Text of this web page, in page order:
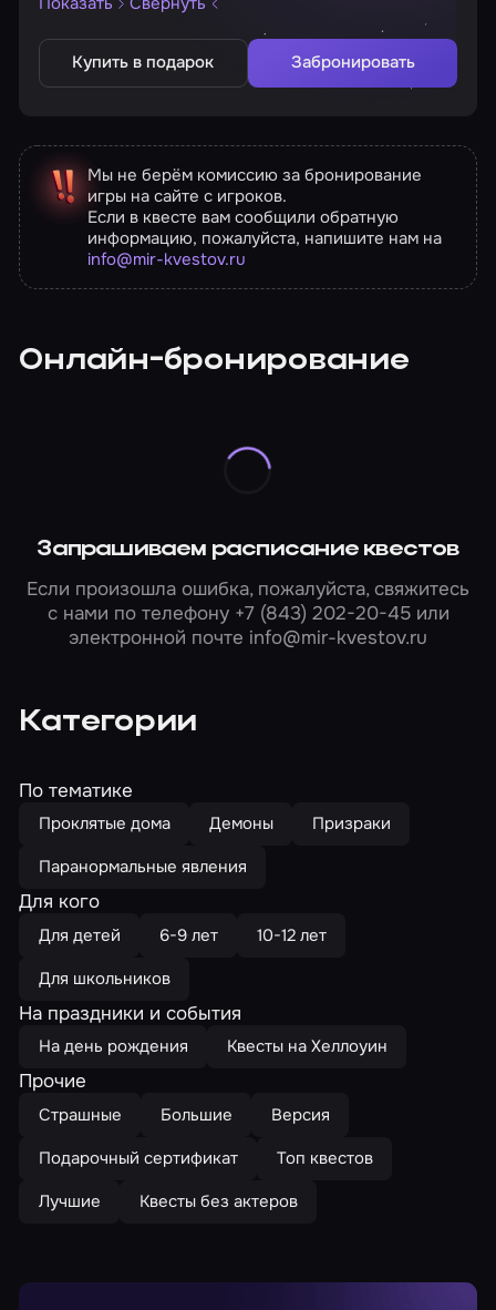
Купить в подарок Забронировать
Мы не берём комиссию за бронирование
игры на сайте с игроков.
Если в квесте вам сообщили обратную
информацию, пожалуйста, напишите нам на
info@mir-kvestov.ru
Онлайн-бронирование
Запрашиваем расписание квестов
Если произошла ошибка, пожалуйста, свяжитесь
с нами по телефону +7 (843) 202-20-45или
электронной почте info@mir-kvestov.ru
Категории
По тематике
Проклятые дома Демоны
Призраки
Паранормальные явления
Для кого
Для детей 6-9 лет
10-12 лет
Для школьников
На праздники и события
На день рождения Квесты на Хеллоуин
Прочие
Страшные Большие
Версия
Подарочный сертификат
Топ квестов
Лучшие
Квесты без актеров